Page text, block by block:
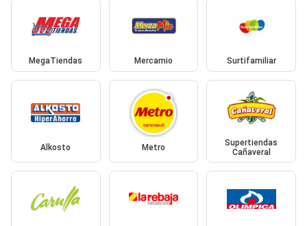
MegaTiendas Mercamio Surtifamiliar
Alkosto Metro
Supertiendas
Cañaveral